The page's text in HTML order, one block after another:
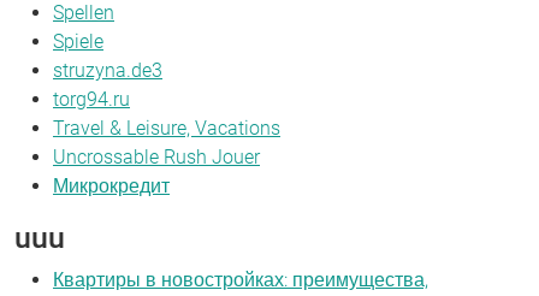
Spellen
Spiele
struzyna.de3
torg94.ru
Travel & Leisure, Vacations
Uncrossable Rush Jouer
Микрокредит
uuu
Квартиры в новостройках: преимущества,